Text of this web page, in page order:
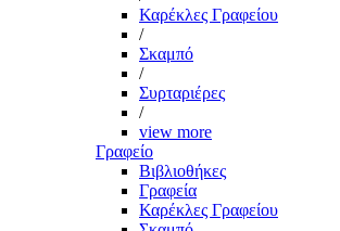
Καρέκλες Γραφείου
/
Σκαμπό
/
Συρταριέρες
/
view more
Γραφείο
Βιβλιοθήκες
Γραφεία
Καρέκλες Γραφείου